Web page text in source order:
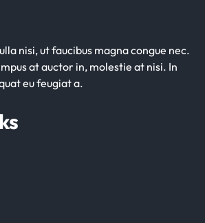
nisi, ut faucibus magna congue nec.
at auctor in, molestie at nisi. In
eu feugiat a.